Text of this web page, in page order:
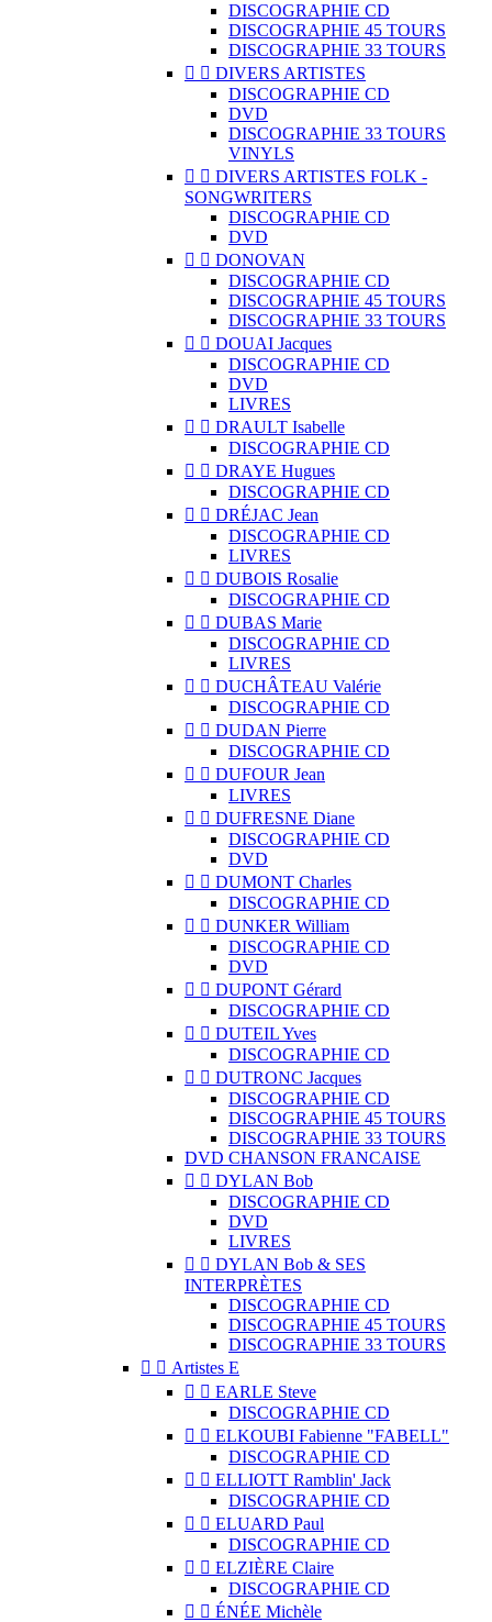
DISCOGRAPHIE CD
DISCOGRAPHIE 45 TOURS
DISCOGRAPHIE 33 TOURS
  DIVERS ARTISTES
DISCOGRAPHIE CD
DVD
DISCOGRAPHIE 33 TOURS
VINYLS
  DIVERS ARTISTES FOLK -
SONGWRITERS
DISCOGRAPHIE CD
DVD
  DONOVAN
DISCOGRAPHIE CD
DISCOGRAPHIE 45 TOURS
DISCOGRAPHIE 33 TOURS
  DOUAI Jacques
DISCOGRAPHIE CD
DVD
LIVRES
  DRAULT Isabelle
DISCOGRAPHIE CD
  DRAYE Hugues
DISCOGRAPHIE CD
  DRÉJAC Jean
DISCOGRAPHIE CD
LIVRES
  DUBOIS Rosalie
DISCOGRAPHIE CD
  DUBAS Marie
DISCOGRAPHIE CD
LIVRES
  DUCHÂTEAU Valérie
DISCOGRAPHIE CD
  DUDAN Pierre
DISCOGRAPHIE CD
  DUFOUR Jean
LIVRES
  DUFRESNE Diane
DISCOGRAPHIE CD
DVD
  DUMONT Charles
DISCOGRAPHIE CD
  DUNKER William
DISCOGRAPHIE CD
DVD
  DUPONT Gérard
DISCOGRAPHIE CD
  DUTEIL Yves
DISCOGRAPHIE CD
  DUTRONC Jacques
DISCOGRAPHIE CD
DISCOGRAPHIE 45 TOURS
DISCOGRAPHIE 33 TOURS
DVD CHANSON FRANCAISE
  DYLAN Bob
DISCOGRAPHIE CD
DVD
LIVRES
  DYLAN Bob & SES
INTERPRÈTES
DISCOGRAPHIE CD
DISCOGRAPHIE 45 TOURS
DISCOGRAPHIE 33 TOURS
  Artistes E
  EARLE Steve
DISCOGRAPHIE CD
  ELKOUBI Fabienne "FABELL"
DISCOGRAPHIE CD
  ELLIOTT Ramblin' Jack
DISCOGRAPHIE CD
  ELUARD Paul
DISCOGRAPHIE CD
  ELZIÈRE Claire
DISCOGRAPHIE CD
  ÉNÉE Michèle